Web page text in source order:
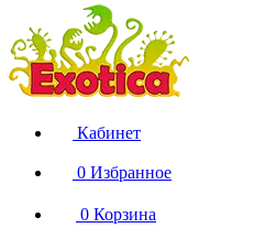
Кабинет
0 Избранное
0 Корзина